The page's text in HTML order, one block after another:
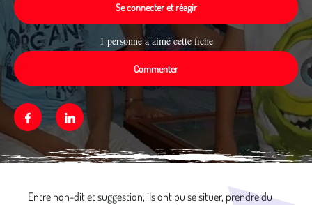
Se connecter et réagir
1 personne a aimé cette fiche
Commenter
FacebookLinkedin
Entre non-dit et suggestion, ils ont pu se situer, prendre du